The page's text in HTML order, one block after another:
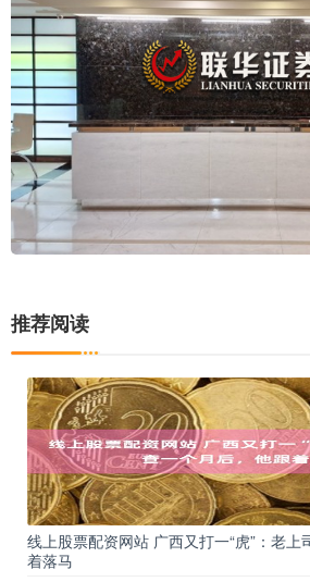
推荐阅读
线上股票配资网站 广西又打一“虎”：老上
着落马